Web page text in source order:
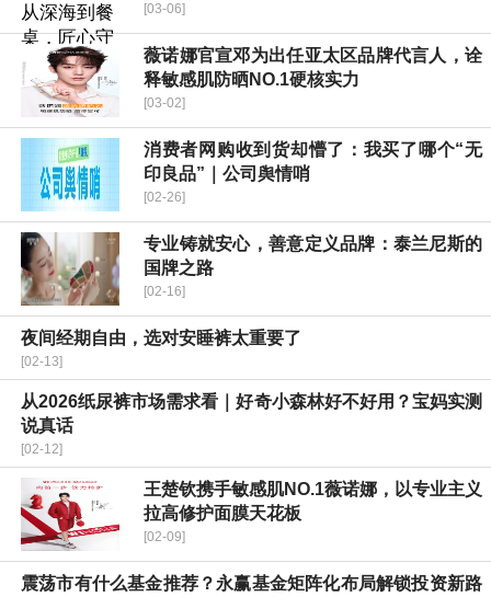
[03-06]
薇诺娜官宣邓为出任亚太区品牌代言人，诠
释敏感肌防晒NO.1硬核实力
[03-02]
消费者网购收到货却懵了：我买了哪个“无
印良品”｜公司舆情哨
[02-26]
专业铸就安心，善意定义品牌：泰兰尼斯的
国牌之路
[02-16]
夜间经期自由，选对安睡裤太重要了
[02-13]
从2026纸尿裤市场需求看｜好奇小森林好不好用？宝妈实测
说真话
[02-12]
王楚钦携手敏感肌NO.1薇诺娜，以专业主义
拉高修护面膜天花板
[02-09]
震荡市有什么基金推荐？永赢基金矩阵化布局解锁投资新路